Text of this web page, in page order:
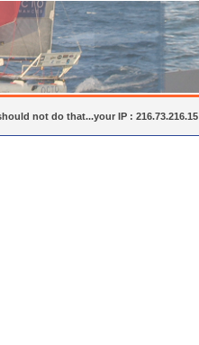
not do that...your IP : 216.73.216.15